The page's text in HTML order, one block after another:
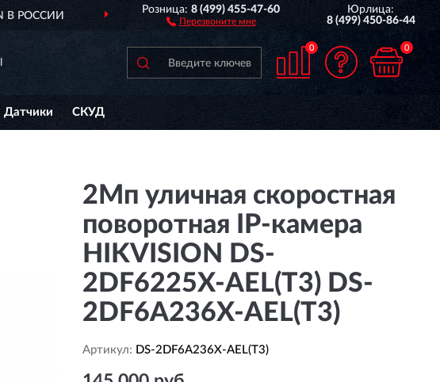
ДОСТАВИМПО ВСЕЙ РОССИИ
Розница:8 (499) 455-47-60
Перезвоните мне
Юрлица:
8 (499) 450-86-44
0 0
Датчики СКУД
2Мп уличная скоростная
поворотная IP-камера
HIKVISION DS-
2DF6225X-AEL(T3) DS-
2DF6A236X-AEL(T3)
Артикул: DS-2DF6A236X-AEL(T3)